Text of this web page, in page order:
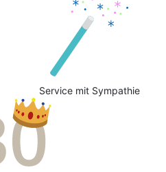
Service mit Sympathie